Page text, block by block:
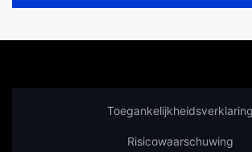
Toegankelijkheidsverklaring
Risicowaarschuwing